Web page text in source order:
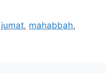
, mahabbah,